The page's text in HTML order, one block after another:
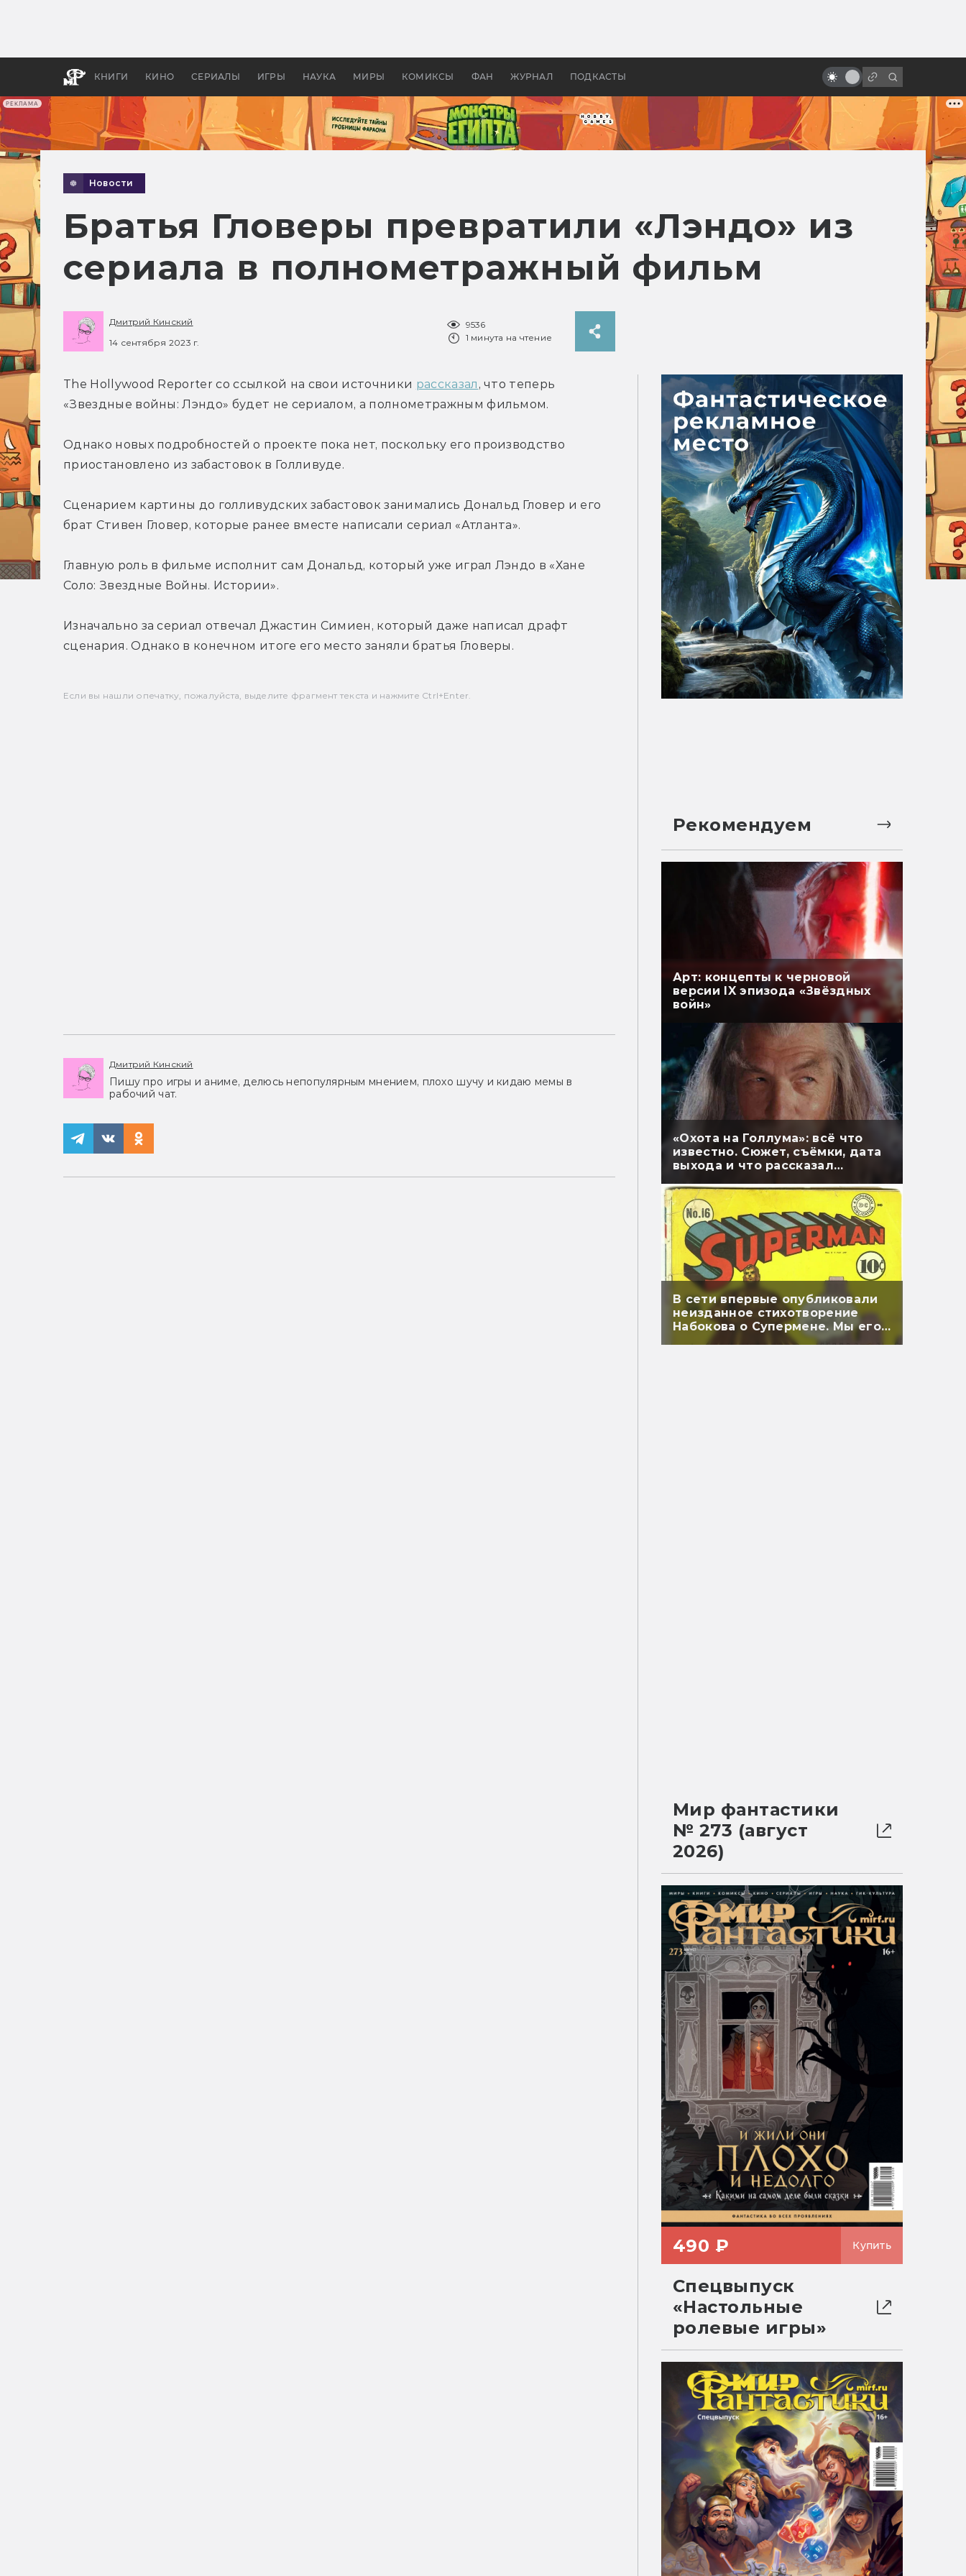
РЕКЛАМА
КНИГИ КИНО СЕРИАЛЫ ИГРЫ НАУКА МИРЫ КОМИКСЫ ФАН ЖУРНАЛ ПОДКАСТЫ
бы «Властелина колец»
Древней Грецией
чем на родине
Новости
Братья Гловеры превратили «Лэндо» из
сериала в полнометражный фильм
Дмитрий Кинский
14 сентября 2023 г.
9536
1 минута на чтение
The Hollywood Reporter со ссылкой на свои источники рассказал , что теперь
«Звездные войны: Лэндо» будет не сериалом, а полнометражным фильмом.
Однако новых подробностей о проекте пока нет, поскольку его производство
приостановлено из забастовок в Голливуде.
Сценарием картины до голливудских забастовок занимались Дональд Гловер и его
брат Стивен Гловер, которые ранее вместе написали сериал «Атланта».
Главную роль в фильме исполнит сам Дональд, который уже играл Лэндо в «Хане
Соло: Звездные Войны. Истории».
Изначально за сериал отвечал Джастин Симиен, который даже написал драфт
сценария. Однако в конечном итоге его место заняли братья Гловеры.
Если вы нашли опечатку, пожалуйста, выделите фрагмент текста и нажмите Ctrl+Enter.
Дмитрий Кинский
Пишу про игры и аниме, делюсь непопулярным мнением, плохо шучу и кидаю мемы в
рабочий чат.
Рекомендуем
Арт: концепты к черновой
версии IX эпизода «Звёздных
войн»
«Охота на Голлума»: всё что
известно. Сюжет, съёмки, дата
выхода и что рассказал
В сети впервые опубликовали
неизданное стихотворение
Набокова о Супермене. Мы его
перевели
Мир фантастики
№ 273 (август
2026)
490 ₽ Купить
Спецвыпуск
«Настольные
ролевые игры»